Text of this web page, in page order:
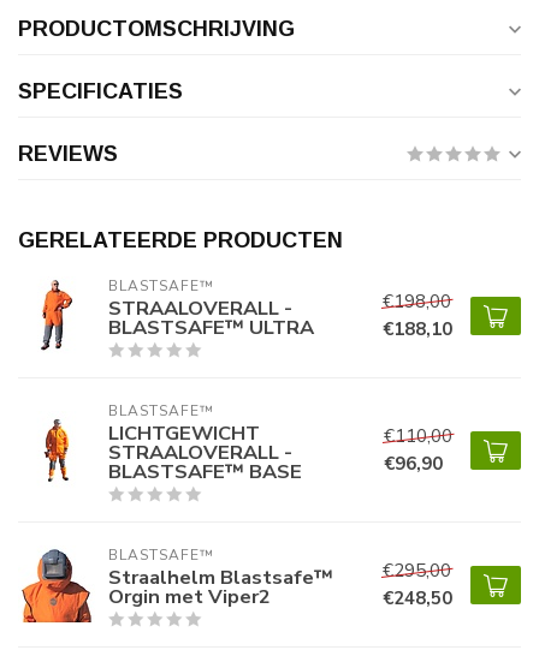
PRODUCTOMSCHRIJVING
SPECIFICATIES
REVIEWS
GERELATEERDE PRODUCTEN
BLASTSAFE™
STRAALOVERALL -
BLASTSAFE™ ULTRA
€198,00
€188,10
BLASTSAFE™
LICHTGEWICHT
STRAALOVERALL -
BLASTSAFE™ BASE
€110,00
€96,90
BLASTSAFE™
Straalhelm Blastsafe™
Orgin met Viper2
€295,00
€248,50